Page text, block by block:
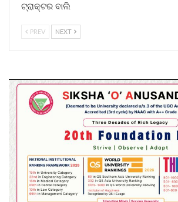
ଟ୍ରାକ୍ଟର ବାଲି
PREV NEXT